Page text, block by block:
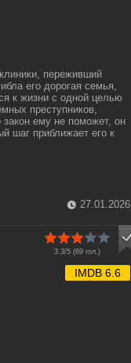
переживший
его дорогая семья,
к жизни с одной целью
преступников,
ему не поможет, он
шаг приближает его к
27.01.2026
3.3/5 (69 гол.)
IMDB 6.6